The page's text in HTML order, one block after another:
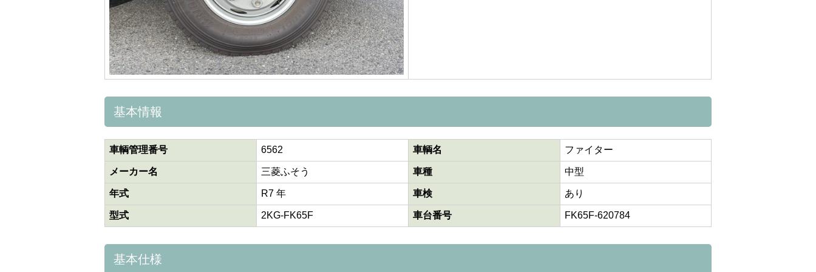
基本情報
車輌管理番号 6562 車輌名 ファイター
メーカー名 三菱ふそう 車種 中型
年式 R7 年 車検 あり
型式 2KG-FK65F 車台番号 FK65F-620784
基本仕様